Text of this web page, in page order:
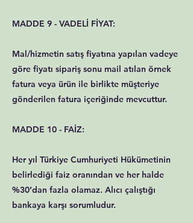
MADDE 9 - VADELİ FİYAT:
Mal/hizmetin satış fiyatına yapılan vadeye
göre fiyatı sipariş sonu mail atılan örnek
fatura veya ürün ile birlikte müşteriye
gönderilen fatura içeriğinde mevcuttur.
MADDE 10 - FAİZ:
Her yıl Türkiye Cumhuriyeti Hükümetinin
belirlediği faiz oranından ve her halde
%30’dan fazla olamaz. Alıcı çalıştığı
bankaya karşı sorumludur.